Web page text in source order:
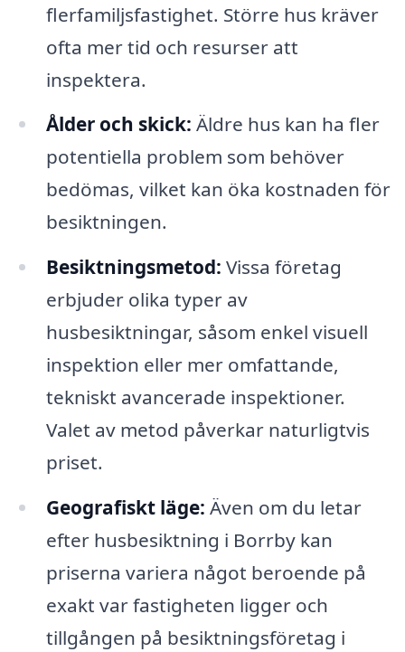
flerfamiljsfastighet. Större hus kräver
ofta mer tid och resurser att
inspektera.
Ålder och skick: Äldre hus kan ha fler
potentiella problem som behöver
bedömas, vilket kan öka kostnaden för
besiktningen.
Besiktningsmetod: Vissa företag
erbjuder olika typer av
husbesiktningar, såsom enkel visuell
inspektion eller mer omfattande,
tekniskt avancerade inspektioner.
Valet av metod påverkar naturligtvis
priset.
Geografiskt läge: Även om du letar
efter husbesiktning i Borrby kan
priserna variera något beroende på
exakt var fastigheten ligger och
tillgången på besiktningsföretag i